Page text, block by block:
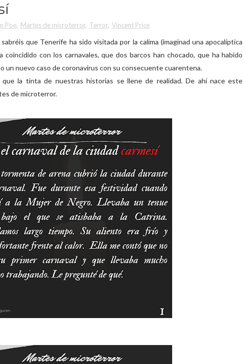
Poe, Martes de microterror, Terror, Vincent Price
que Tenerife ha sido visitada por la calima (imaginad una apocalíptica
coincidido con los carnavales, que dos barcos han chocado, que ha habido
un nuevo caso de coronavirus con su consecuente cuarentena.
que la tinta de nuestras historias se llene de realidad. De ahí nace este
de microterror.